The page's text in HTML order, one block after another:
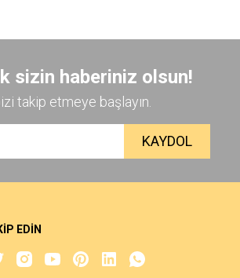
sizin haberiniz olsun!
takip etmeye başlayın.
KAYDOL
EDİN